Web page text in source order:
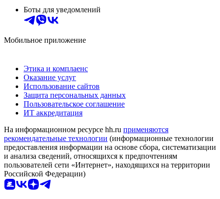
Боты для уведомлений
Мобильное приложение
Этика и комплаенс
Оказание услуг
Использование сайтов
Защита персональных данных
Пользовательское соглашение
ИТ аккредитация
На информационном ресурсе hh.ru применяются
рекомендательные технологии (информационные технологии
предоставления информации на основе сбора, систематизации
и анализа сведений, относящихся к предпочтениям
пользователей сети «Интернет», находящихся на территории
Российской Федерации)